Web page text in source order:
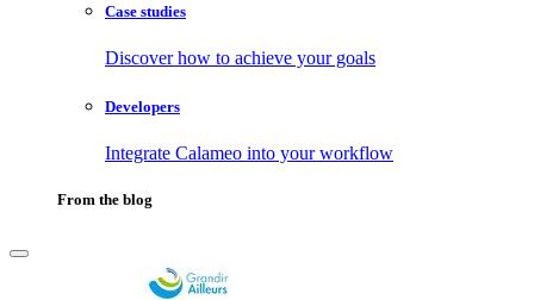
Case studies
Discover how to achieve your goals
Developers
Integrate Calameo into your workflow
From the blog